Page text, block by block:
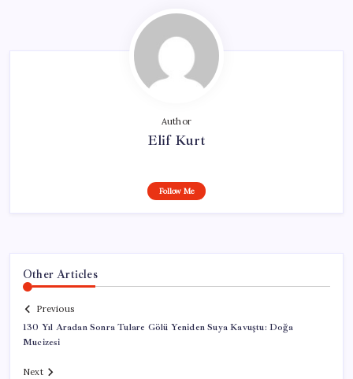
Author
Elif Kurt
Follow Me
Other Articles
Previous
130 Yıl Aradan Sonra Tulare Gölü Yeniden Suya Kavuştu: Doğa
Mucizesi
Next